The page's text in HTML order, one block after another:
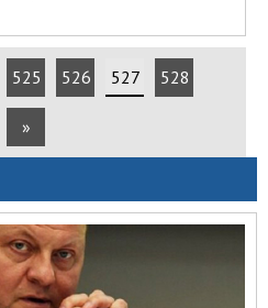
525 526 527 528
»